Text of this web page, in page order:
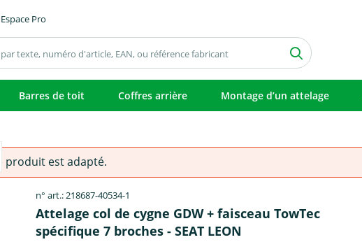
Espace Pro
Barres de toit Coffres arrière Montage d’un attelage
produit est adapté.
n° art.: 218687-40534-1
Attelage col de cygne GDW + faisceau TowTec
spécifique 7 broches - SEAT LEON